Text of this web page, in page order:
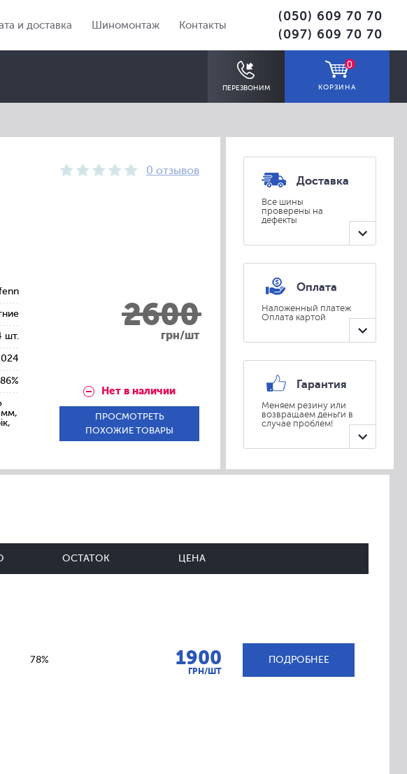
и доставка Шиномонтаж Контакты
(050) 609 70 70
(097) 609 70 70
ПЕРЕЗВОНИМ
0
КОРЗИНА
0 отзывов
шт.
86%
2600
грн/шт
Нет в наличии
ПРОСМОТРЕТЬ
ПОХОЖИЕ ТОВАРЫ
Доставка
Все шины
проверены на
дефекты
Оплата
Наложенный платеж
Оплата картой
Гарантия
Меняем резину или
возвращаем деньги в
случае проблем!
ОСТАТОК ЦЕНА
78% 1900
ГРН/ШТ
ПОДРОБНЕЕ